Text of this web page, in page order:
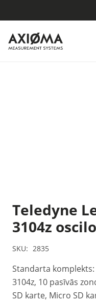
Teledyne
3104z
SKU: 2835
Standarta
3104z, 10 pasīvās
SD karte, Micro SD